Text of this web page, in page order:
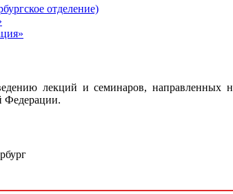
отделение)
лекций и семинаров, направленных
Федерации.